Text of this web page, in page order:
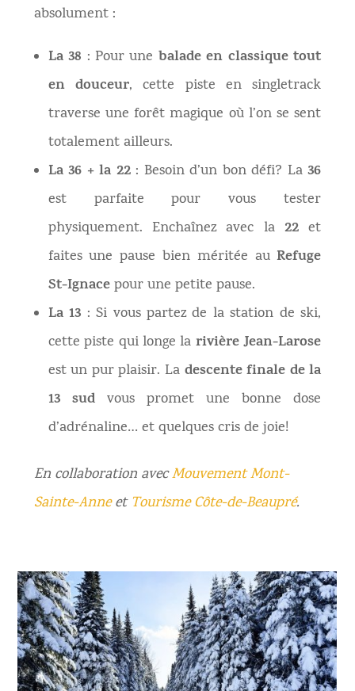
absolument :
La 38 : Pour une balade en classique tout
en douceur, cette piste en singletrack
traverse une forêt magique où l’on se sent
totalement ailleurs.
La 36 + la 22: Besoin d’un bon défi? La36
est parfaite pour vous tester
physiquement. Enchaînez avec la22 et
faites une pause bien méritée auRefuge
St-Ignacepour une petite pause.
La 13 : Si vous partez de la station de ski,
cette piste qui longe la rivière Jean-Larose
est un pur plaisir. La descente finale de la
13 sudvous promet une bonne dose
d’adrénaline… et quelques cris de joie!
En collaboration avecMouvement Mont-
Sainte-Anneet Tourisme Côte-de-Beaupré.